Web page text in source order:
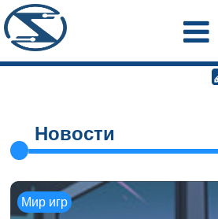
Новости
Мир игр